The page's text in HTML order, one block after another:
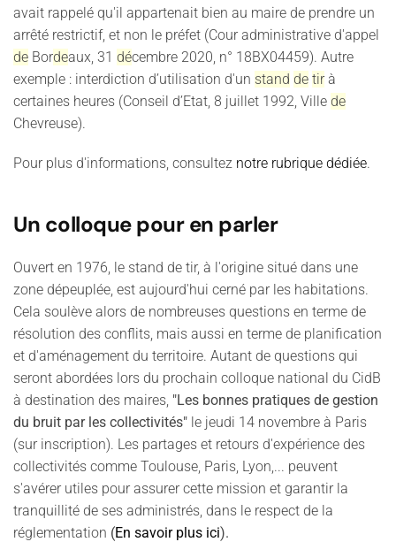
avait rappelé qu'il appartenait bien au maire de prendre un
arrêté restrictif, et non le préfet (Cour administrative d'appel
de Bordeaux, 31 décembre 2020, n° 18BX04459). Autre
exemple : interdiction d’utilisation d'un stand de tir à
certaines heures (Conseil d’Etat, 8 juillet 1992, Ville de
Chevreuse).
Pour plus d'informations, consultez notre rubrique dédiée.
Un colloque pour en parler
Ouvert en 1976, le stand de tir, à l'origine situé dans une
zone dépeuplée, est aujourd'hui cerné par les habitations.
Cela soulève alors de nombreuses questions en terme de
résolution des conflits, mais aussi en terme de planification
et d'aménagement du territoire. Autant de questions qui
seront abordées lors du prochain colloque national du CidB
à destination des maires, "Les bonnes pratiques de gestion
du bruit par les collectivités" le jeudi 14 novembre à Paris
(sur inscription). Les partages et retours d'expérience des
collectivités comme Toulouse, Paris, Lyon,... peuvent
s'avérer utiles pour assurer cette mission et garantir la
tranquillité de ses administrés, dans le respect de la
réglementation (En savoir plus ici).